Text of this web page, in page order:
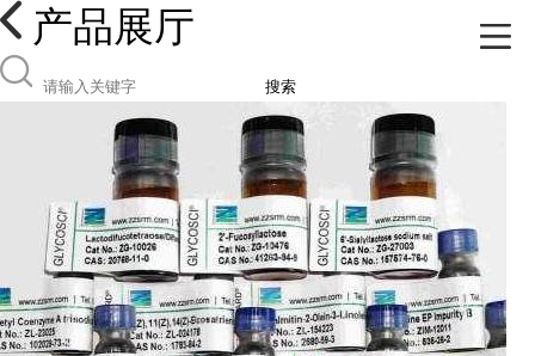
产品展厅
搜索